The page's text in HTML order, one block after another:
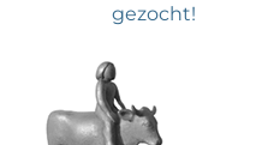
gezocht!